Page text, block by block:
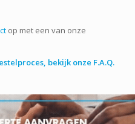
op met een van onze
bekijk onze F.A.Q.